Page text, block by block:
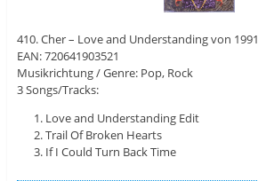
410. Cher – Love and Understanding von 1991
EAN: 720641903521
Musikrichtung / Genre: Pop, Rock
3 Songs/Tracks:
Love and Understanding Edit
Trail Of Broken Hearts
If I Could Turn Back Time